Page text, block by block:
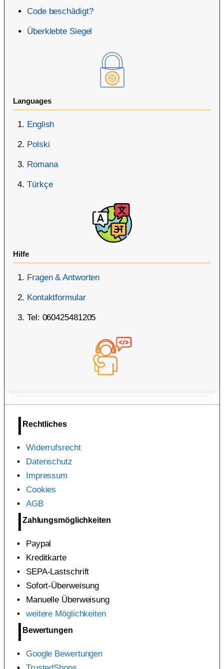
Code beschädigt?
Überklebte Siegel
Languages
English
Polski
Romana
Türkçe
Hilfe
Fragen & Antworten
Kontaktformular
Tel: 060425481205
Rechtliches
Widerrufsrecht
Datenschutz
Impressum
Cookies
AGB
Zahlungsmöglichkeiten
Paypal
Kreditkarte
SEPA-Lastschrift
Sofort-Überweisung
Manuelle Überweisung
weitere Möglichkeiten
Bewertungen
Google Bewertungen